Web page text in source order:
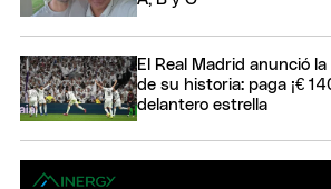
El Real Madrid anunció
de su historia: paga ¡€
delantero estrella